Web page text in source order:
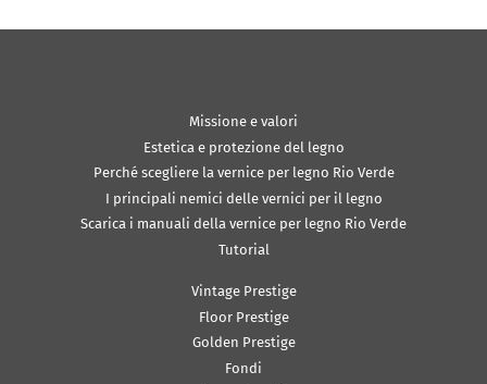
Missione e valori
Estetica e protezione del legno
Perché scegliere la vernice per legno Rio Verde
I principali nemici delle vernici per il legno
Scarica i manuali della vernice per legno Rio Verde
Tutorial
Vintage Prestige
Floor Prestige
Golden Prestige
Fondi